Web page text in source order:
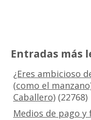
Entradas más
¿Eres ambicioso
(como el
Caballero)(22768)
Medios de pago